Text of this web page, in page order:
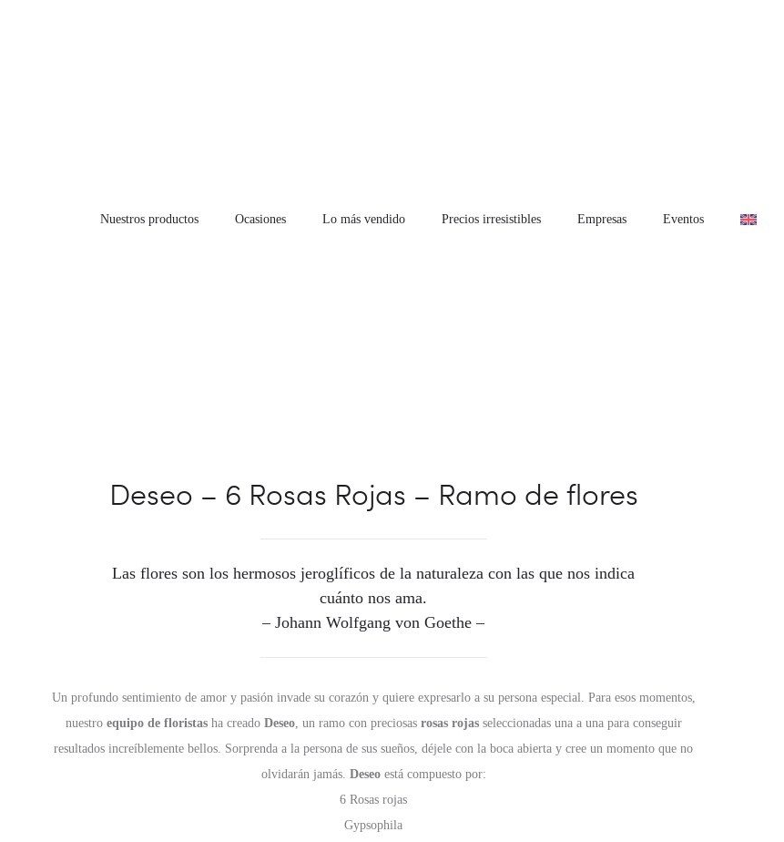
Nuestros productos Ocasiones Lo más vendido Precios irresistibles Empresas Eventos
Deseo – 6 Rosas Rojas – Ramo de flores
Las flores son los hermosos jeroglíficos de la naturaleza con las que nos indica
cuánto nos ama.
– Johann Wolfgang von Goethe –
Un profundo sentimiento de amor y pasión invade su corazón y quiere expresarlo a su persona especial. Para esos momentos,
nuestro equipo de floristasha creado Deseo, un ramo con preciosasrosas rojasseleccionadas una a una para conseguir
resultados increíblemente bellos. Sorprenda a la persona de sus sueños, déjele con la boca abierta y cree un momento que no
olvidarán jamás. Deseoestá compuesto por:
6 Rosas rojas
Gypsophila